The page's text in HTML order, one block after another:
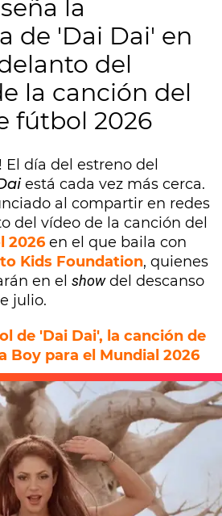
la
de 'Dai Dai' en
del
la canción del
fútbol 2026
El día del estreno del
está cada vez más cerca.
al compartir en redes
del vídeo de la canción del
2026 en el que baila con
Kids Foundation, quienes
en el showdel descanso
julio.
de 'Dai Dai', la canción de
Boy para el Mundial 2026